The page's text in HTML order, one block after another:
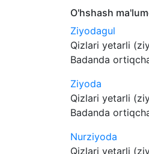
O'hshash
Ziyodagul
Qizlari yetarli
Badanda
Ziyoda
Qizlari yetarli
Badanda
Nurziyoda
Qizlari yetarli